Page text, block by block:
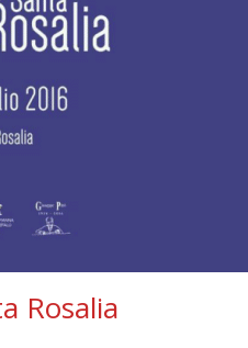
Rosalia